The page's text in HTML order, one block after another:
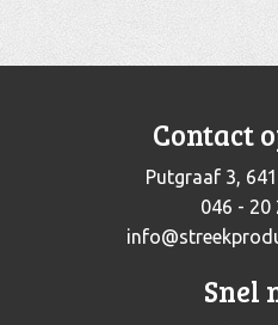
Contact
Putgraaf 3,
046 - 20
Snel